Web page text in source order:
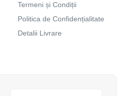
Termeni și Condiții
Politica de Confidențialitate
Detalii Livrare